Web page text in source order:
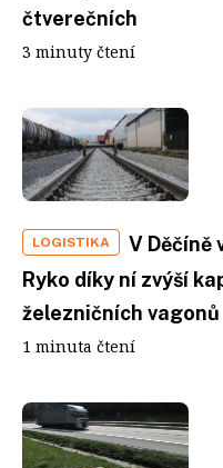
čtverečních
3 minuty čtení
LOGISTIKA
V Děčíně
Ryko díky ní zvýší
železničních vagonů
1 minuta čtení